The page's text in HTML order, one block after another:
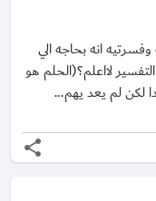
انه بحاجه الي
لااعلم؟(الحلم هو
لكن لم يعد يهم...
share